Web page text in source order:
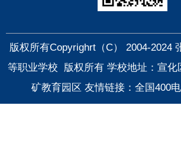
版权所有Copyrighrt（C） 2004-2024
等职业学校 版权所有 学校地址：宣化
矿教育园区 友情链接：全国400